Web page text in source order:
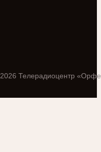
2026 Телерадиоцентр